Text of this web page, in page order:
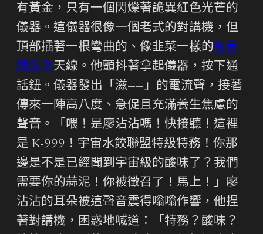
有黃金，只有一個閃爍著詭異紅色光芒的
儀器。這儀器很像一個老式的對講機，但
頂部插著一根彎曲的、像韭菜一樣的包養
網單次天線。他顫抖著拿起儀器，按下通
話鈕。儀器發出「滋——」的電流聲，接著
傳來一陣高八度、急促且充滿養生焦慮的
聲音。「喂！是廖沾沾嗎！快接聽！這裡
是 K-999！宇宙水餃聯盟特級特務！你那
邊是不是已經聞到宇宙級的酸味了？我們
需要你的蒜泥！你被徵召了！馬上！」廖
沾沾的耳朵被這聲音震得嗡嗡作響，他捏
著對講機，困惑地喊道：「特務？酸味？